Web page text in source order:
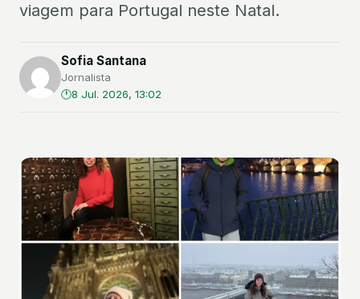
viagem para Portugal neste Natal.
Sofia Santana
Jornalista
8 Jul. 2026, 13:02